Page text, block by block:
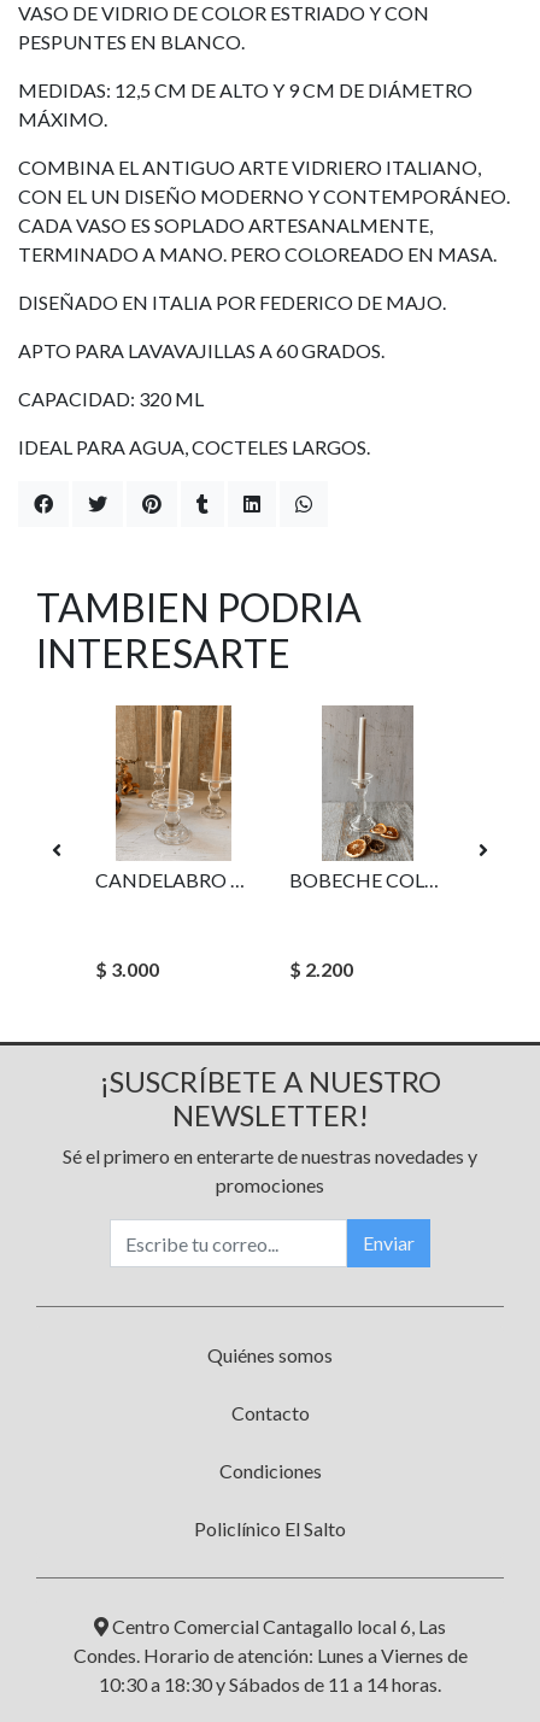
VASO DE VIDRIO DE COLOR ESTRIADO Y CON
PESPUNTES EN BLANCO.
MEDIDAS: 12,5 CM DE ALTO Y 9 CM DE DIÁMETRO
MÁXIMO.
COMBINA EL ANTIGUO ARTE VIDRIERO ITALIANO,
CON EL UN DISEÑO MODERNO Y CONTEMPORÁNEO.
CADA VASO ES SOPLADO ARTESANALMENTE,
TERMINADO A MANO. PERO COLOREADO EN MASA.
DISEÑADO EN ITALIA POR FEDERICO DE MAJO.
APTO PARA LAVAVAJILLAS A 60 GRADOS.
CAPACIDAD: 320 ML
IDEAL PARA AGUA, COCTELES LARGOS.
TAMBIEN PODRIA
INTERESARTE
CANDELABRO MOMA S
$ 3.000
BOBECHE COLETTE DE VIDRIO PARA VELA
$ 2.200
¡SUSCRÍBETE A NUESTRO
NEWSLETTER!
Sé el primero en enterarte de nuestras novedades y
promociones
Enviar
Quiénes somos
Contacto
Condiciones
Policlínico El Salto
Centro Comercial Cantagallo local 6, Las
Condes. Horario de atención: Lunes a Viernes de
10:30 a 18:30 y Sábados de 11 a 14 horas.